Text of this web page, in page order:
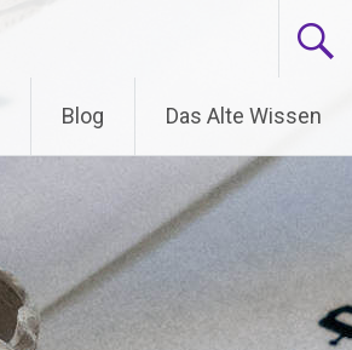
Blog Das Alte Wissen